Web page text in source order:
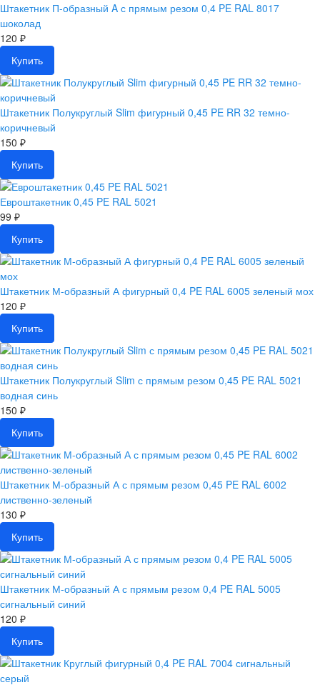
Штакетник П-образный A с прямым резом 0,4 PE RAL 8017
шоколад
120 ₽
Купить
Штакетник Полукруглый Slim фигурный 0,45 PE RR 32 темно-
коричневый
150 ₽
Купить
Евроштакетник 0,45 PE RAL 5021
99 ₽
Купить
Штакетник М-образный А фигурный 0,4 PE RAL 6005 зеленый мох
120 ₽
Купить
Штакетник Полукруглый Slim с прямым резом 0,45 PE RAL 5021
водная синь
150 ₽
Купить
Штакетник М-образный А с прямым резом 0,45 PE RAL 6002
лиственно-зеленый
130 ₽
Купить
Штакетник М-образный А с прямым резом 0,4 PE RAL 5005
сигнальный синий
120 ₽
Купить